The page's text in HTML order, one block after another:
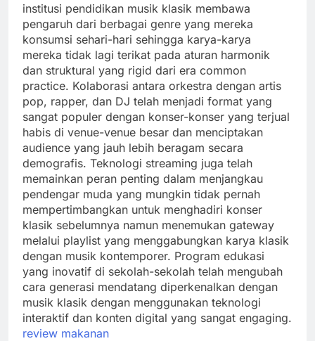
institusi pendidikan musik klasik membawa
pengaruh dari berbagai genre yang mereka
konsumsi sehari-hari sehingga karya-karya
mereka tidak lagi terikat pada aturan harmonik
dan struktural yang rigid dari era common
practice. Kolaborasi antara orkestra dengan artis
pop, rapper, dan DJ telah menjadi format yang
sangat populer dengan konser-konser yang terjual
habis di venue-venue besar dan menciptakan
audience yang jauh lebih beragam secara
demografis. Teknologi streaming juga telah
memainkan peran penting dalam menjangkau
pendengar muda yang mungkin tidak pernah
mempertimbangkan untuk menghadiri konser
klasik sebelumnya namun menemukan gateway
melalui playlist yang menggabungkan karya klasik
dengan musik kontemporer. Program edukasi
yang inovatif di sekolah-sekolah telah mengubah
cara generasi mendatang diperkenalkan dengan
musik klasik dengan menggunakan teknologi
interaktif dan konten digital yang sangat engaging.
review makanan